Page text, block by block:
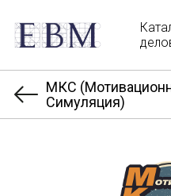
МКС
Симуляция)